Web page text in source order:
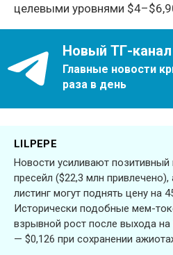
целевыми уровнями
Новый ТГ-канал
Главные новости
раза в день
LILPEPE
Новости усиливают позитивный
пресейл ($22,3 млн
листинг могут поднять цену на
Исторически подобные мем-
взрывной рост после выхода
— $0,126 при сохранении